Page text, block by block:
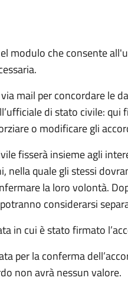
modulo che consente
mail per concordare le
di stato civile: qui
o modificare gli
fisserà insieme agli
nella quale gli stessi
la loro volontà.
considerarsi
in cui è stato firmato
per la conferma
non avrà nessun valore.